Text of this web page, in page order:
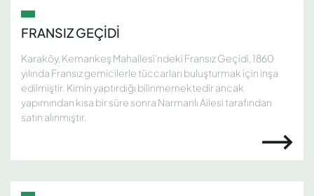
FRANSIZ GEÇİDİ
Karaköy, Kemankeş Mahallesi’ndeki Fransız Geçidi, 1860
yılında Fransız gemicilerle tüccarları buluşturmak için inşa
edilmiştir. Kimin yaptırdığı bilinmemektedir ancak
yapımından kısa bir süre sonra Narmanlı Ailesi tarafından
satın alınmıştır.